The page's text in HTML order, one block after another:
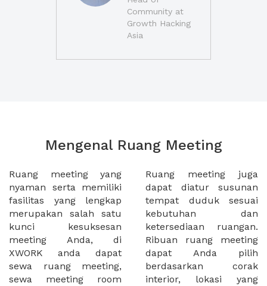
Community at
Growth Hacking
Asia
Mengenal Ruang Meeting
Ruang meeting yang
nyaman serta memiliki
fasilitas yang lengkap
merupakan salah satu
kunci kesuksesan
meeting Anda, di
XWORK anda dapat
sewa ruang meeting,
sewa meeting room
Ruang meeting juga
dapat diatur susunan
tempat duduk sesuai
kebutuhan dan
ketersediaan ruangan.
Ribuan ruang meeting
dapat Anda pilih
berdasarkan corak
interior, lokasi yang